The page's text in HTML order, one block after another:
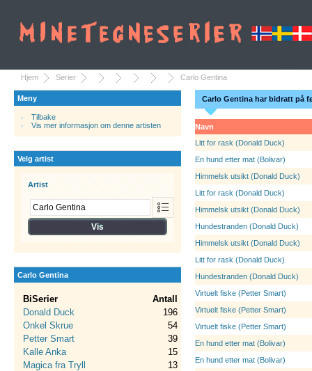
Hjem Serier Carlo Gentina
Meny
Tilbake
Vis mer informasjon om denne artisten
Velg artist
Artist
Carlo Gentina
BiSerier
Antall
Donald Duck
196
Onkel Skrue
54
Petter Smart
39
Kalle Anka
15
Magica fra Tryll
13
Carlo Gentina har bidratt på
Navn
Litt for rask (Donald Duck)
En hund etter mat (Bolivar)
Himmelsk utsikt (Donald Duck)
Litt for rask (Donald Duck)
Himmelsk utsikt (Donald Duck)
Hundestranden (Donald Duck)
Himmelsk utsikt (Donald Duck)
Litt for rask (Donald Duck)
Hundestranden (Donald Duck)
Virtuelt fiske (Petter Smart)
Virtuelt fiske (Petter Smart)
Virtuelt fiske (Petter Smart)
En hund etter mat (Bolivar)
En hund etter mat (Bolivar)